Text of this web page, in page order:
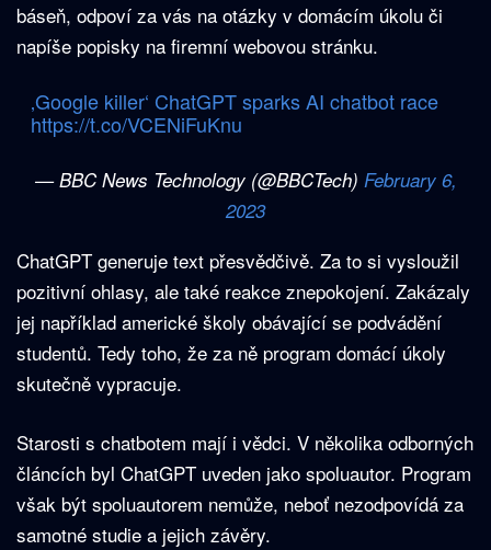
báseň, odpoví za vás na otázky v domácím úkolu či
napíše popisky na firemní webovou stránku.
‚Google killer‘ ChatGPT sparks AI chatbot race
https://t.co/VCENiFuKnu
— BBC News Technology (@BBCTech) February 6,
2023
ChatGPT generuje text přesvědčivě. Za to si vysloužil
pozitivní ohlasy, ale také reakce znepokojení. Zakázaly
jej například americké školy obávající se podvádění
studentů. Tedy toho, že za ně program domácí úkoly
skutečně vypracuje.
Starosti s chatbotem mají i vědci. V několika odborných
článcích byl ChatGPT uveden jako spoluautor. Program
však být spoluautorem nemůže, neboť nezodpovídá za
samotné studie a jejich závěry.